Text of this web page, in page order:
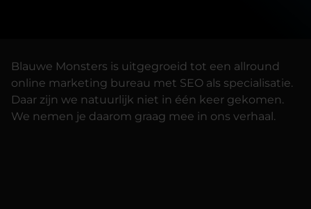
Blauwe Monsters is uitgegroeid tot een allround
online marketing bureau met SEO als specialisatie.
Daar zijn we natuurlijk niet in één keer gekomen.
We nemen je daarom graag mee in ons verhaal.